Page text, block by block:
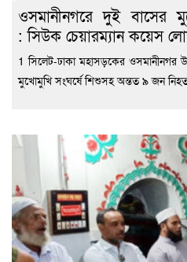
ওসমানীনগরে দুই বাসের
: সিউক চেয়ারম্যান কয়েস
1 সিলেট-ঢাকা মহাসড়কের ওসমানীনগর
মুখোমুখি সংঘর্ষে শিশুসহ অন্তত ৯ জন নিহত